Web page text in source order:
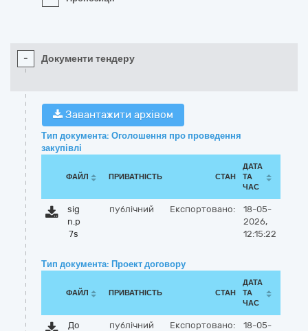
- Документи тендеру
Завантажити архівом
Тип документа: Оголошення про проведення
закупівлі
ФАЙЛ ПРИВАТНІСТЬ СТАН
ДАТА
ТА
ЧАС
sig
n.p
7s
публічний Експортовано:
18-05-
2026,
12:15:22
Тип документа: Проект договору
ФАЙЛ ПРИВАТНІСТЬ СТАН
ДАТА
ТА
ЧАС
До
публічний Експортовано:
18-05-